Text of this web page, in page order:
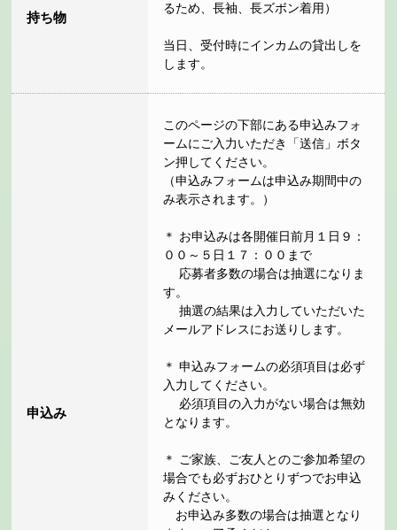
持ち物
るため、長袖、長ズボン着用）
当日、受付時にインカムの貸出しを
します。
申込み
このページの下部にある申込みフォ
ームにご入力いただき「送信」ボタ
ン押してください。
（申込みフォームは申込み期間中の
み表示されます。）
＊ お申込みは各開催日前月１日９：
００～５日１７：００まで
応募者多数の場合は抽選になりま
す。
抽選の結果は入力していただいた
メールアドレスにお送りします。
＊ 申込みフォームの必須項目は必ず
入力してください。
必須項目の入力がない場合は無効
となります。
＊ ご家族、ご友人とのご参加希望の
場合でも必ずおひとりずつでお申込
みください。
お申込み多数の場合は抽選となり